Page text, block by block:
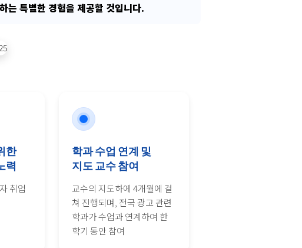
는 특별한 경험을 제공할 것입니다.
한
력
취업
학과 수업 연계 및
지도 교수 참여
교수의 지도하에 4개월에 걸
쳐 진행되며, 전국 광고 관련
학과가 수업과 연계하여 한
학기 동안 참여